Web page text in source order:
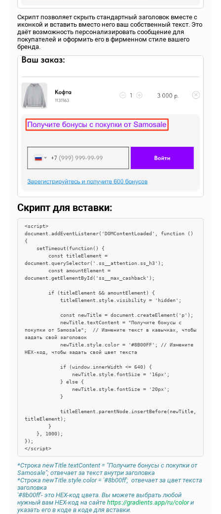
Скрипт позволяет скрыть стандартный заголовок вместе с
иконкой и вставить вместо него ваш собственный текст. Это
даёт возможность персонализировать сообщение для
покупателей и оформить его в фирменном стиле вашего
бренда.
Скрипт для вставки:
<script>
document.addEventListener('DOMContentLoaded', function ()
{
document.querySelector('.ss__attention.ss_h3');
document.getElementById('ss__max_cashback');
покупки от Samosale";  // Измените текст в кавычках, чтобы
задать свой заголовок
HEX-код, чтобы задать свой цвет текста
titleElement);
});
</script>
*Строка newTitle.textContent = "Получите бонусы с покупки от
Samosale"; отвечает за текст внутри заголовка
*Строка newTitle.style.color = '#8b00ff'; отвечает за цвет текста
заголовка
'#8b00ff'- это HEX-код цвета. Вы можете выбрать любой
нужный вам HEX-код на сайте https://gradients.app/ru/colorи
указать его в коде в коде для вставки.